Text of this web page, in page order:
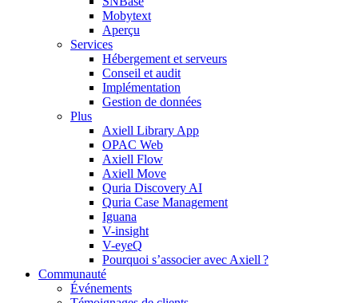
Mobytext
Aperçu
Services
Hébergement et serveurs
Conseil et audit
Implémentation
Gestion de données
Plus
Axiell Library App
OPAC Web
Axiell Flow
Axiell Move
Quria Discovery AI
Quria Case Management
Iguana
V-insight
V-eyeQ
Pourquoi s’associer avec Axiell ?
Communauté
Événements